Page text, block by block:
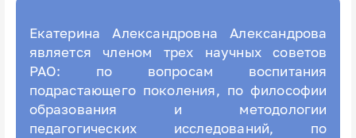
Екатерина Александровна Александрова
является членом трех научных советов
РАО: по вопросам воспитания
подрастающего поколения, по философии
образования и методологии
педагогических исследований, по